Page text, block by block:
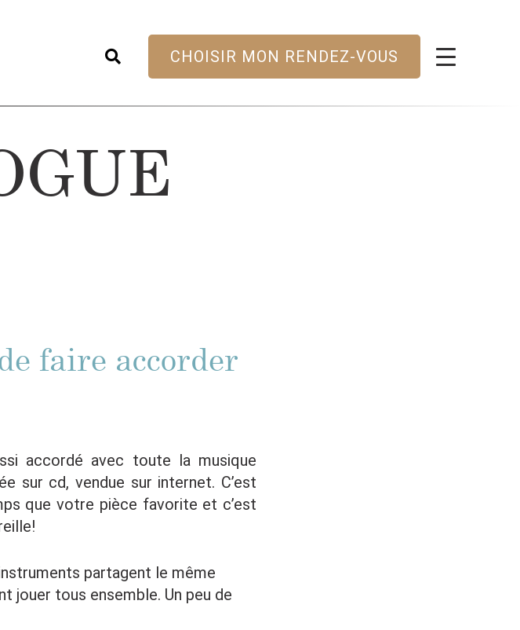
CHOISIR MON RENDEZ-VOUS
faire accorder
accordé avec toute la musique
sur cd, vendue sur internet. C’est
que votre pièce favorite et c’est
partagent le même
jouer tous ensemble. Un peu de